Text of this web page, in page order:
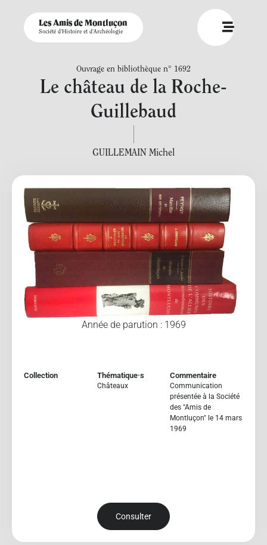
Les Amis de Montluçon
Société d'Histoire et d'Archéologie
Ouvrage en bibliothèque n° 1692
Le château de la Roche-
Guillebaud
GUILLEMAIN Michel
Année de parution : 1969
Collection Thématique·s
Châteaux
Commentaire
Communication
présentée à la Société
des "Amis de
Montluçon" le 14 mars
1969
Consulter